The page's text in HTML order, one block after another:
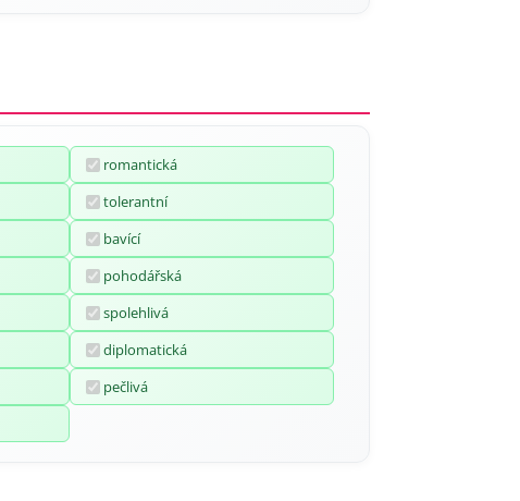
romantická
tolerantní
bavící
pohodářská
spolehlivá
diplomatická
pečlivá